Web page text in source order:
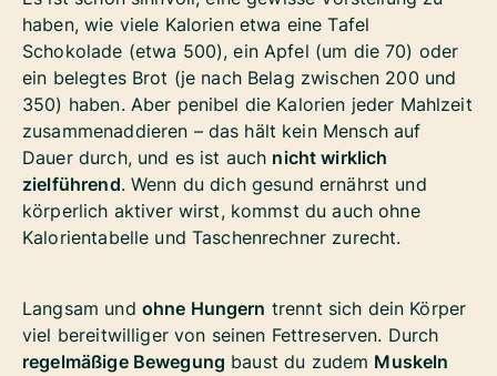
haben, wie viele Kalorien etwa eine Tafel
Schokolade (etwa 500), ein Apfel (um die 70) oder
ein belegtes Brot (je nach Belag zwischen 200 und
350) haben. Aber penibel die Kalorien jeder Mahlzeit
zusammenaddieren – das hält kein Mensch auf
Dauer durch, und es ist auch nicht wirklich
zielführend. Wenn du dich gesund ernährst und
körperlich aktiver wirst, kommst du auch ohne
Kalorientabelle und Taschenrechner zurecht.
Langsam und ohne Hungern trennt sich dein Körper
viel bereitwilliger von seinen Fettreserven. Durch
regelmäßige Bewegung baust du zudem Muskeln